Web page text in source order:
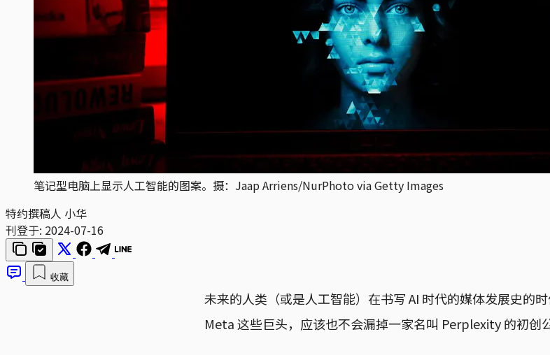
笔记型电脑上显示人工智能的图案。摄：Jaap Arriens/NurPhoto via Getty Images
特约撰稿人 小华
刊登于: 2024-07-16
收藏
未来的人类（或是人工智能）在书写 AI 时代的媒体发展史的时
Meta 这些巨头，应该也不会漏掉一家名叫 Perplexity 的初创